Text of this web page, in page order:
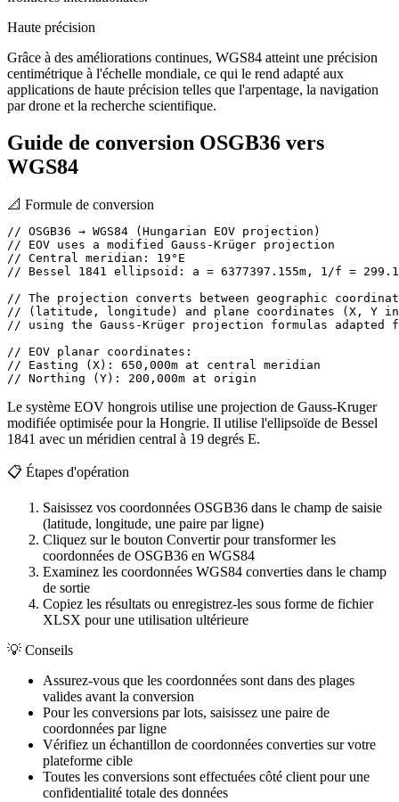
Haute précision
Grâce à des améliorations continues, WGS84 atteint une précision
centimétrique à l'échelle mondiale, ce qui le rend adapté aux
applications de haute précision telles que l'arpentage, la navigation
par drone et la recherche scientifique.
Guide de conversion OSGB36 vers
WGS84
📐 Formule de conversion
// OSGB36 → WGS84 (Hungarian EOV projection)
// EOV uses a modified Gauss-Krüger projection
// Central meridian: 19°E
// Bessel 1841 ellipsoid: a = 6377397.155m, 1/f =
// The projection converts between geographic
// (latitude, longitude) and plane coordinates (X, Y in
// using the Gauss-Krüger projection formulas adapted
// EOV planar coordinates:
// Easting (X): 650,000m at central meridian
// Northing (Y): 200,000m at origin
Le système EOV hongrois utilise une projection de Gauss-Kruger
modifiée optimisée pour la Hongrie. Il utilise l'ellipsoïde de Bessel
1841 avec un méridien central à 19 degrés E.
📋 Étapes d'opération
Saisissez vos coordonnées OSGB36 dans le champ de saisie
(latitude, longitude, une paire par ligne)
Cliquez sur le bouton Convertir pour transformer les
coordonnées de OSGB36 en WGS84
Examinez les coordonnées WGS84 converties dans le champ
de sortie
Copiez les résultats ou enregistrez-les sous forme de fichier
XLSX pour une utilisation ultérieure
💡 Conseils
Assurez-vous que les coordonnées sont dans des plages
valides avant la conversion
Pour les conversions par lots, saisissez une paire de
coordonnées par ligne
Vérifiez un échantillon de coordonnées converties sur votre
plateforme cible
Toutes les conversions sont effectuées côté client pour une
confidentialité totale des données